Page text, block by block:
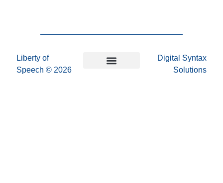
Liberty of
Speech © 2026
Digital Syntax
Solutions